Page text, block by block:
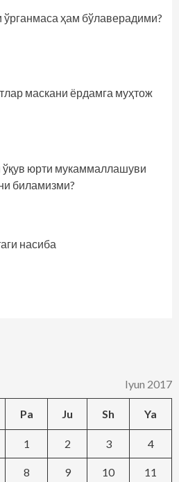
ўрганмаса ҳам бўлаверадими?
маскани ёрдамга муҳтож
юрти мукаммаллашуви
биламизми?
насиба
Iyun 2017
Pa Ju Sh Ya
1 2 3 4
8 9 10 11